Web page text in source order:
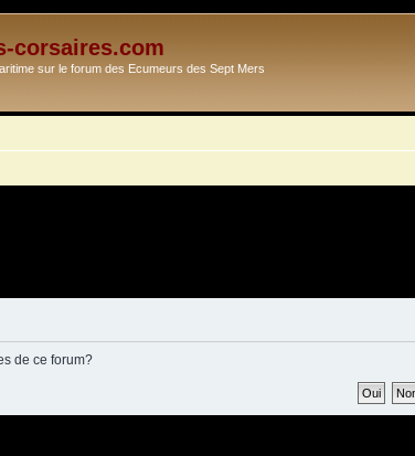
corsaires.com
sur le forum des Ecumeurs des Sept Mers
de ce forum?